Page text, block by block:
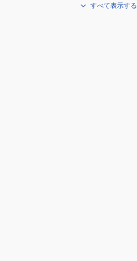
すべて表示する